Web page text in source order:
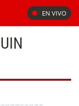
EN VIVO